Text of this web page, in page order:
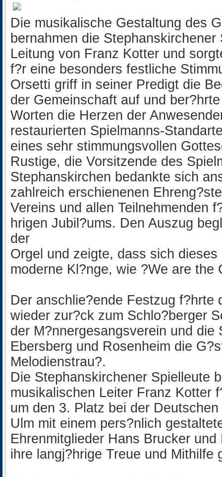
Die musikalische Gestaltung des
bernahmen die
Leitung von Franz Kotter und
f?r eine besonders festliche
Orsetti griff in seiner Predigt die
der Gemeinschaft auf und
Worten die Herzen der
restaurierten Spielmanns-
eines sehr stimmungsvollen
Rustige, die Vorsitzende des
Stephanskirchen bedankte sich
zahlreich erschienenen
Vereins und allen Teilnehmenden
hrigen Jubil?ums. Den Auszug
der
Orgel und zeigte, dass sich
moderne Kl?nge, wie ?We are the
Der anschlie?ende Festzug f?hrte
wieder zur?ck zum Schlo?berger
der M?nnergesangsverein und die
Ebersberg und Rosenheim die
Melodienstrau?.
Die Stephanskirchener Spielleute
musikalischen Leiter Franz Kotter
um den 3. Platz bei der
Ulm mit einem pers?nlich
Ehrenmitglieder Hans Brucker
ihre langj?hrige Treue und Mithilfe